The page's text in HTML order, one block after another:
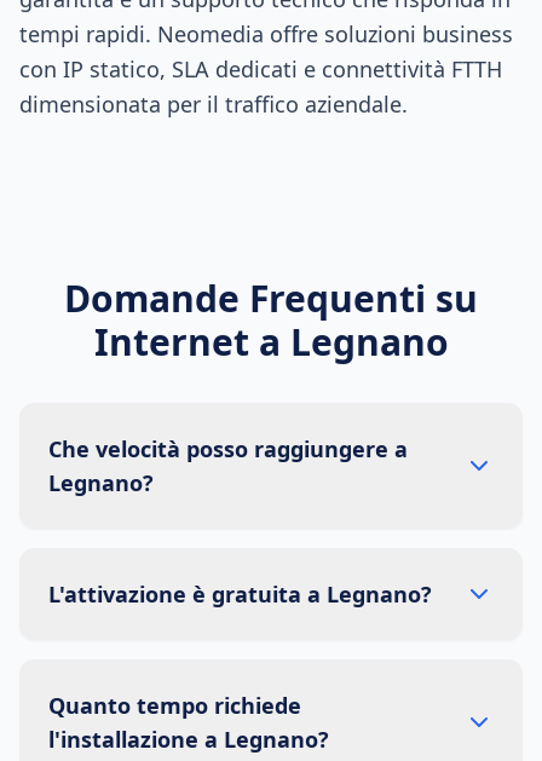
tempi rapidi. Neomedia offre soluzioni business
con IP statico, SLA dedicati e connettività FTTH
dimensionata per il traffico aziendale.
Domande Frequenti su
Internet a Legnano
Che velocità posso raggiungere a
Legnano?
L'attivazione è gratuita a Legnano?
Quanto tempo richiede
l'installazione a Legnano?